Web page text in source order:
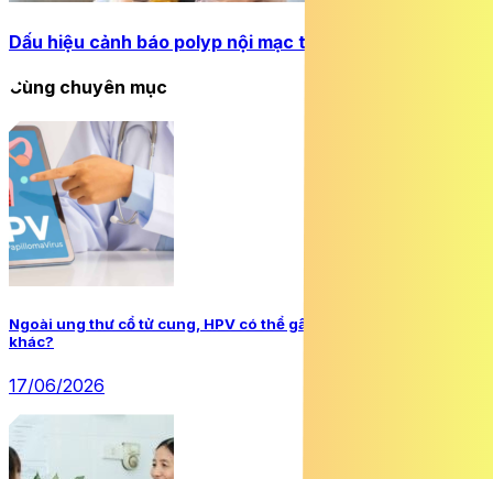
Dấu hiệu cảnh báo polyp nội mạc tử cung cần đi khám
Cùng chuyên mục
Ngoài ung thư cổ tử cung, HPV có thể gây loại ung thư nào
khác?
17/06/2026